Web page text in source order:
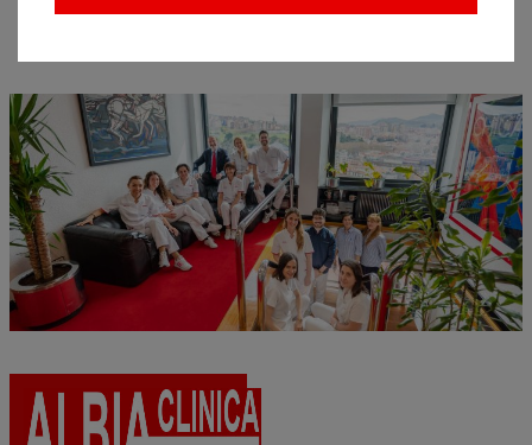
técnicas y al gran equipo humanocon el que